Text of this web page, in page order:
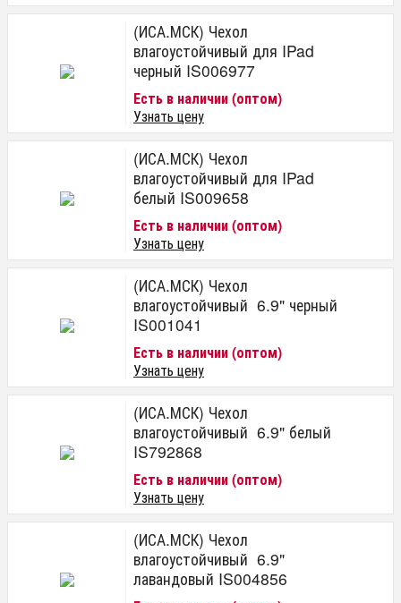
(ИСА.МСК) Чехол
влагоустойчивый для IPad
черный IS006977
Есть в наличии (оптом)
Узнать цену
(ИСА.МСК) Чехол
влагоустойчивый для IPad
белый IS009658
Есть в наличии (оптом)
Узнать цену
(ИСА.МСК) Чехол
влагоустойчивый 6.9" черный
IS001041
Есть в наличии (оптом)
Узнать цену
(ИСА.МСК) Чехол
влагоустойчивый 6.9" белый
IS792868
Есть в наличии (оптом)
Узнать цену
(ИСА.МСК) Чехол
влагоустойчивый 6.9"
лавандовый IS004856